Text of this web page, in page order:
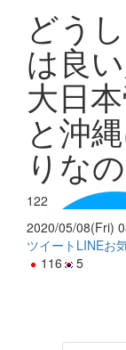
どう
は良
大日
と沖
りな
122
2020/05/08(Fri)
ツイート LINEお
116
5